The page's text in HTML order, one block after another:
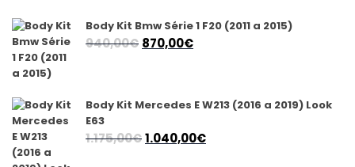
Body Kit Bmw Série 1 F20 (2011 a 2015)
940,00€ O
era:
870,00€O
é:
Body Kit Mercedes E W213 (2016 a 2019) Look
E63
1.175,00€O
1.040,00€O